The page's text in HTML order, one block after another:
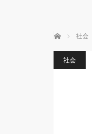
ホーム 社会
社会